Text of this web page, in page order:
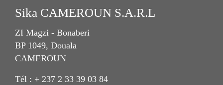
Sika CAMEROUN S.A.R.L
ZI Magzi - Bonaberi
BP 1049, Douala
CAMEROUN
Tél : + 237 2 33 39 03 84